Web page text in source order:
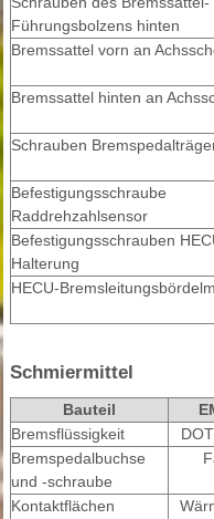
Führungsbolzens hinten
Bremssattel vorn an
Bremssattel hinten an
Schrauben
Befestigungsschraube
Raddrehzahlsensor
Befestigungsschrauben
Halterung
HECU-
Schmiermittel
Bauteil
Bremsflüssigkeit
Bremspedalbuchse
und -schraube
Kontaktflächen